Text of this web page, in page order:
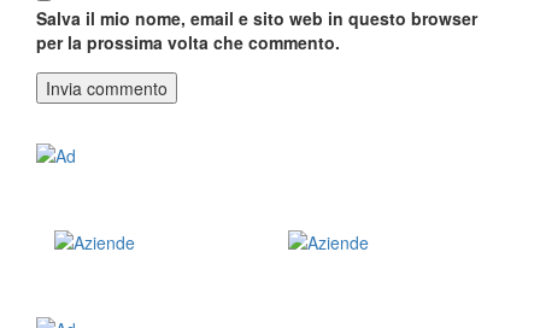
Salva il mio nome, email e sito web in questo browser
per la prossima volta che commento.